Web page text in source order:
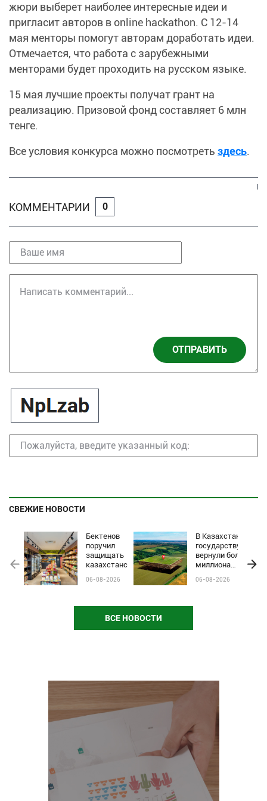
жюри выберет наиболее интересные идеи и
пригласит авторов в online hackathon. С 12-14
мая менторы помогут авторам доработать идеи.
Отмечается, что работа с зарубежными
менторами будет проходить на русском языке.
15 мая лучшие проекты получат грант на
реализацию. Призовой фонд составляет 6 млн
тенге.
Все условия конкурса можно посмотреть здесь.
КОММЕНТАРИИ 0
ОТПРАВИТЬ
СВЕЖИЕ НОВОСТИ
Бектенов
поручил
защищать
казахстанские
чёрного пиара
06-08-2026
В Казахстане
государству
вернули более
миллиона
сельхозземель
06-08-2026
ВСЕ НОВОСТИ